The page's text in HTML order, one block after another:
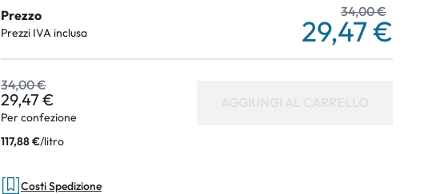
Prezzo
Prezzi IVA inclusa
34,00 €
29,47 €
34,00 €
29,47 €
Per confezione
117,88 €/litro
Costi Spedizione